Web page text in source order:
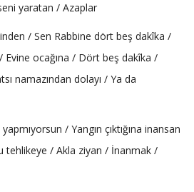
yaratan / Azaplar
/ Sen Rabbine dört beş dakîka /
Evine ocağına / Dört beş dakîka /
namazından dolayı / Ya da
/ Yangın çıktığına inansan
tehlikeye / Akla ziyan / İnanmak /